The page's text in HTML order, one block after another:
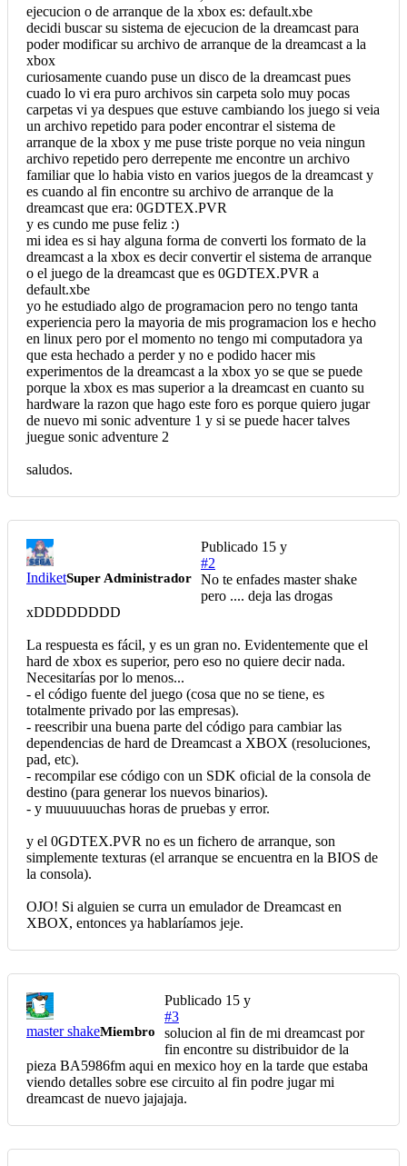
ejecucion o de arranque de la xbox es: default.xbe
decidi buscar su sistema de ejecucion de la dreamcast para
poder modificar su archivo de arranque de la dreamcast a la
xbox
curiosamente cuando puse un disco de la dreamcast pues
cuado lo vi era puro archivos sin carpeta solo muy pocas
carpetas vi ya despues que estuve cambiando los juego si veia
un archivo repetido para poder encontrar el sistema de
arranque de la xbox y me puse triste porque no veia ningun
archivo repetido pero derrepente me encontre un archivo
familiar que lo habia visto en varios juegos de la dreamcast y
es cuando al fin encontre su archivo de arranque de la
dreamcast que era: 0GDTEX.PVR
y es cundo me puse feliz :)
mi idea es si hay alguna forma de converti los formato de la
dreamcast a la xbox es decir convertir el sistema de arranque
o el juego de la dreamcast que es 0GDTEX.PVR a
default.xbe
yo he estudiado algo de programacion pero no tengo tanta
experiencia pero la mayoria de mis programacion los e hecho
en linux pero por el momento no tengo mi computadora ya
que esta hechado a perder y no e podido hacer mis
experimentos de la dreamcast a la xbox yo se que se puede
porque la xbox es mas superior a la dreamcast en cuanto su
hardware la razon que hago este foro es porque quiero jugar
de nuevo mi sonic adventure 1 y si se puede hacer talves
juegue sonic adventure 2
saludos.
IndiketSuper Administrador
Publicado 15 y
#2
No te enfades master shake
pero .... deja las drogas
xDDDDDDDD
La respuesta es fácil, y es un gran no. Evidentemente que el
hard de xbox es superior, pero eso no quiere decir nada.
Necesitarías por lo menos...
- el código fuente del juego (cosa que no se tiene, es
totalmente privado por las empresas).
- reescribir una buena parte del código para cambiar las
dependencias de hard de Dreamcast a XBOX (resoluciones,
pad, etc).
- recompilar ese código con un SDK oficial de la consola de
destino (para generar los nuevos binarios).
- y muuuuuuchas horas de pruebas y error.
y el 0GDTEX.PVR no es un fichero de arranque, son
simplemente texturas (el arranque se encuentra en la BIOS de
la consola).
OJO! Si alguien se curra un emulador de Dreamcast en
XBOX, entonces ya hablaríamos jeje.
master shakeMiembro
Publicado 15 y
#3
solucion al fin de mi dreamcast por
fin encontre su distribuidor de la
pieza BA5986fm aqui en mexico hoy en la tarde que estaba
viendo detalles sobre ese circuito al fin podre jugar mi
dreamcast de nuevo jajajaja.